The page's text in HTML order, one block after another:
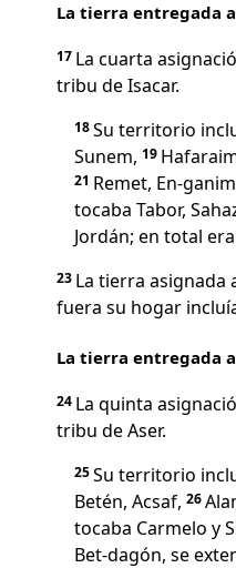
La tierra entregada
17 La cuarta
tribu de Isacar.
18Su territorio
Sunem, 19
21 Remet, En-
tocaba Tabor,
Jordán; en total
23 La tierra asignada
fuera su hogar
La tierra entregada
24 La quinta
tribu de Aser.
25Su territorio
Betén, Acsaf, 26
tocaba Carmelo y
Bet-dagón, se